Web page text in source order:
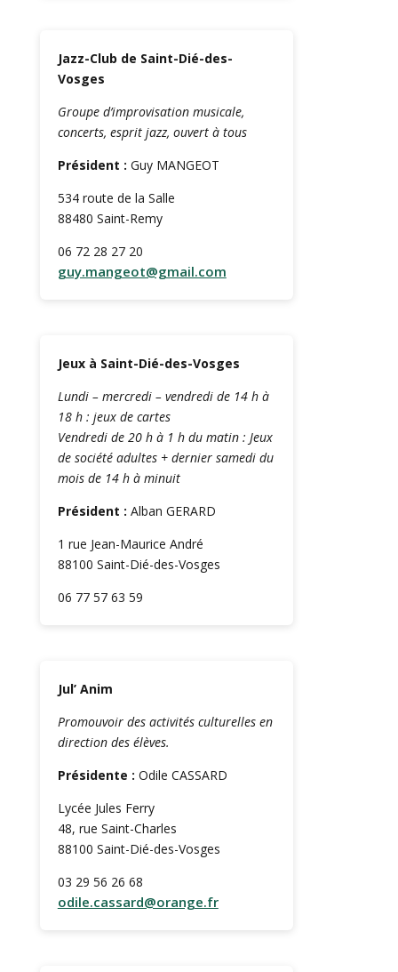
Jazz-Club de Saint-Dié-des-
Vosges
Groupe d’improvisation musicale,
concerts, esprit jazz, ouvert à tous
Président : Guy MANGEOT
534 route de la Salle
88480 Saint-Remy
06 72 28 27 20
guy.mangeot@gmail.com
Jeux à Saint-Dié-des-Vosges
Lundi – mercredi – vendredi de 14 h à
18 h : jeux de cartes
Vendredi de 20 h à 1 h du matin : Jeux
de société adultes + dernier samedi du
mois de 14 h à minuit
Président : Alban GERARD
1 rue Jean-Maurice André
88100 Saint-Dié-des-Vosges
06 77 57 63 59
Jul’ Anim
Promouvoir des activités culturelles en
direction des élèves.
Présidente : Odile CASSARD
Lycée Jules Ferry
48, rue Saint-Charles
88100 Saint-Dié-des-Vosges
03 29 56 26 68
odile.cassard@orange.fr